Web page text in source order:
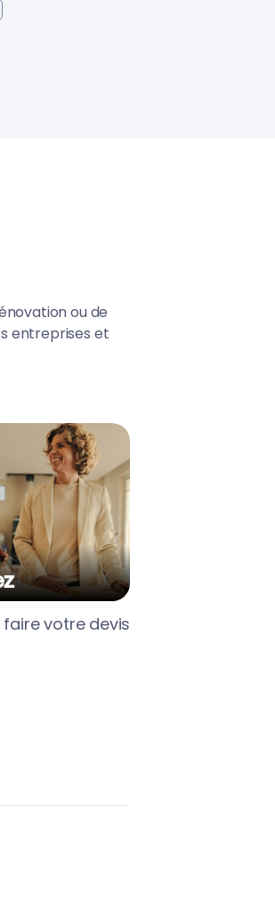
ou de
entreprises et
votre devis